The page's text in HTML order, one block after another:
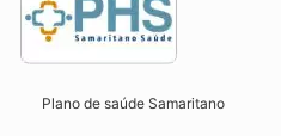
Plano de saúde Samaritano